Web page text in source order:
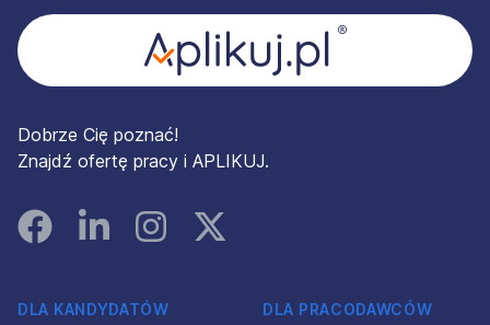
Dobrze Cię poznać!
Znajdź ofertę pracy i APLIKUJ.
FacebookLinked InInstagramInstagram
DLA KANDYDATÓW DLA PRACODAWCÓW